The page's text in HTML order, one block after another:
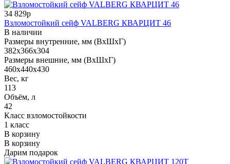
34 829р
Взломостойкий сейф VALBERG КВАРЦИТ 46
В наличии
Размеры внутренние, мм (ВхШхГ)
382x366x304
Размеры внешние, мм (ВхШхГ)
460x440x430
Вес, кг
113
Объём, л
42
Класс взломостойкости
1 класс
В корзину
В корзину
Дарим подарок